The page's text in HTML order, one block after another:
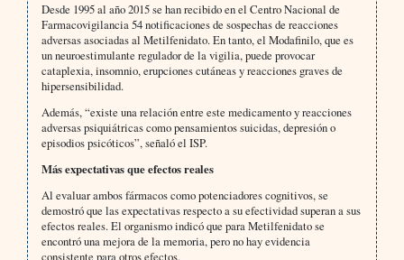
Desde 1995 al año 2015 se han recibido en el Centro Nacional de
Farmacovigilancia 54 notificaciones de sospechas de reacciones
adversas asociadas al Metilfenidato. En tanto, el Modafinilo, que es
un neuroestimulante regulador de la vigilia, puede provocar
cataplexia, insomnio, erupciones cutáneas y reacciones graves de
hipersensibilidad.
Además, “existe una relación entre este medicamento y reacciones
adversas psiquiátricas como pensamientos suicidas, depresión o
episodios psicóticos”, señaló el ISP.
Más expectativas que efectos reales
Al evaluar ambos fármacos como potenciadores cognitivos, se
demostró que las expectativas respecto a su efectividad superan a sus
efectos reales. El organismo indicó que para Metilfenidato se
encontró una mejora de la memoria, pero no hay evidencia
consistente para otros efectos.